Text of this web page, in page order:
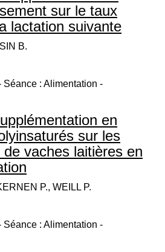
sur le taux
lactation suivante
B.
Séance : Alimentation -
en
sur les
vaches laitières en
P., WEILL P.
Séance : Alimentation -